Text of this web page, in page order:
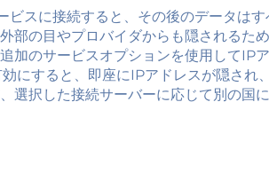
スに接続すると、その後のデータは
部の目やプロバイダからも隠されるた
加のサービスオプションを使用してIP
にすると、即座にIPアドレスが隠され
選択した接続サーバーに応じて別の国